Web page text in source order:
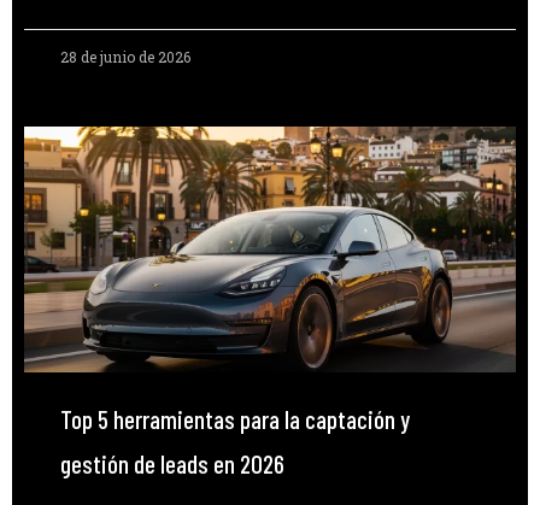
28 de junio de 2026
Top 5 herramientas para la captación y
gestión de leads en 2026